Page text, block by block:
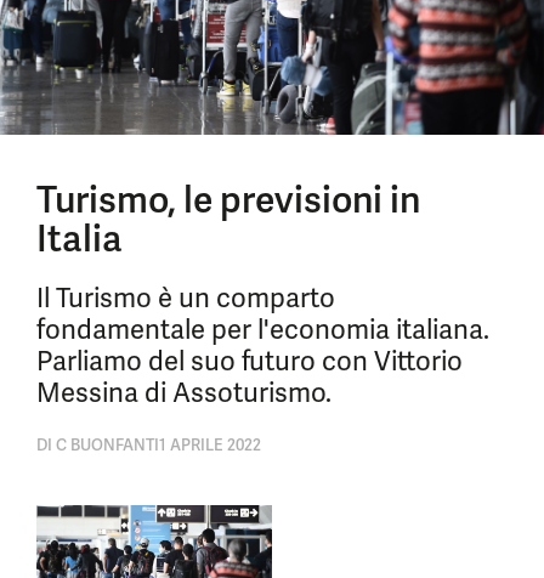
Turismo, le previsioni in
Italia
Il Turismo è un comparto
fondamentale per l'economia italiana.
Parliamo del suo futuro con Vittorio
Messina di Assoturismo.
DI C BUONFANTI1 APRILE 2022